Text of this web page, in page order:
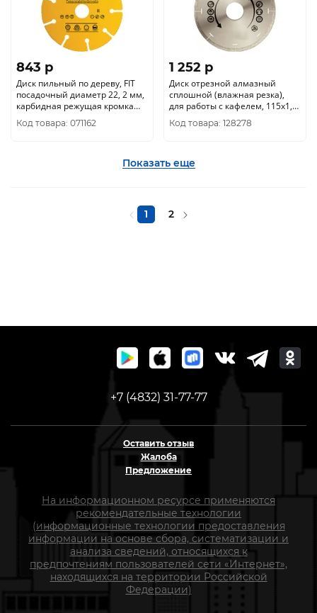
843 p
Диск пильный по дереву, FIT
посадочный диаметр 22, 2 мм,
карбидная режущая кромка
115 мм 37641
Код товара: 071162
1 252 p
Диск отрезной алмазный
сплошной (влажная резка),
для работы с кафелем, 115х1,
2х5, 0х22, 2 мм 37442
Код товара: 128278
Показать еще
1 2
+7 (4832) 31-77-77
Оставить отзыв
Жалоба
Предложение
На информационном ресурсе применяются
рекомендательные технологии
(информационные технологии предоставления
информации на основе сбора, систематизации и
анализа сведений, относящихся к
предпочтениям пользователей сети «Интернет»,
находящихся на территории Российской
Федерации)